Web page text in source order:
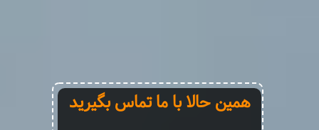
همین حالا با ما تماس بگیرید